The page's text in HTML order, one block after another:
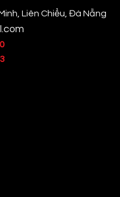
Liên Chiểu, Đà Nẵng